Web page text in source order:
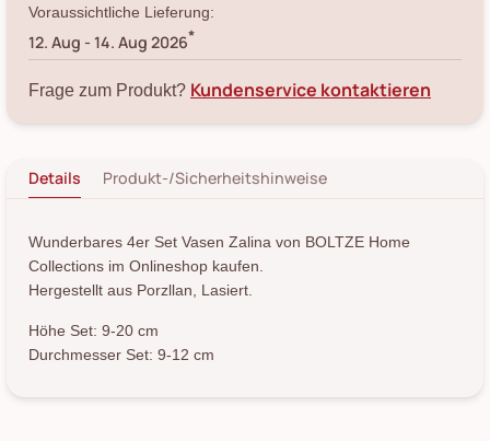
Voraussichtliche Lieferung:
12. Aug - 14. Aug 2026*
Frage zum Produkt? Kundenservice kontaktieren
Details Produkt-/Sicherheitshinweise
Wunderbares 4er Set Vasen Zalina von BOLTZE Home
Collections im Onlineshop kaufen.
Hergestellt aus Porzllan, Lasiert.
Höhe Set: 9-20 cm
Durchmesser Set: 9-12 cm